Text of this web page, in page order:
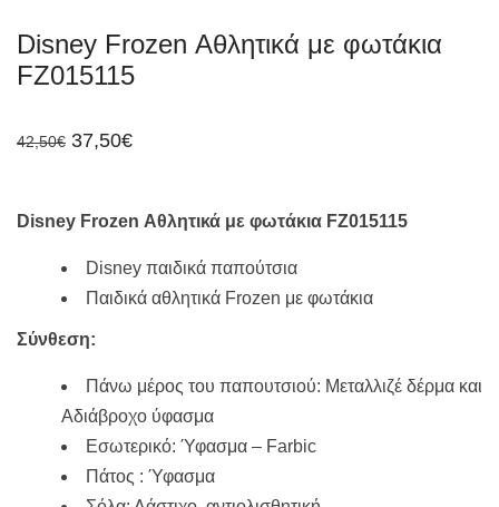
Disney Frozen Αθλητικά με φωτάκια
FZ015115
42,50€ Original
37,50€Η
37,50€.
Disney Frozen Αθλητικά με φωτάκια FZ015115
Disney παιδικά παπούτσια
Παιδικά αθλητικά Frozen με φωτάκια
Σύνθεση:
Πάνω μέρος του παπουτσιού: Μεταλλιζέ δέρμα και
Αδιάβροχο ύφασμα
Εσωτερικό: Ύφασμα – Farbic
Πάτος : Ύφασμα